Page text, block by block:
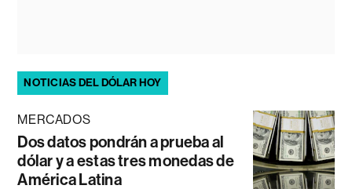
NOTICIAS DEL DÓLAR HOY
MERCADOS
Dos datos pondrán a prueba al
dólar y a estas tres monedas de
América Latina